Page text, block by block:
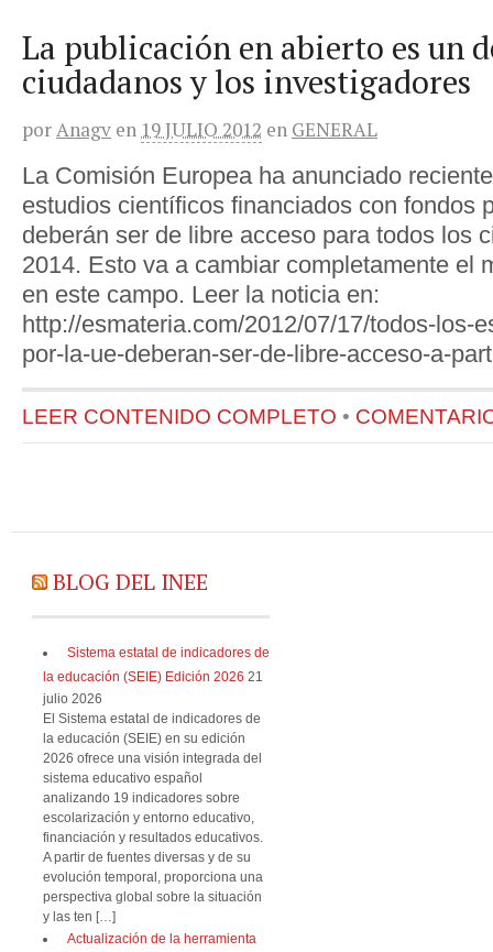
La publicación en abierto es un
ciudadanos y los investigadores
por Anagv en 19 JULIO 2012 en GENERAL
La Comisión Europea ha anunciado
estudios científicos financiados con fondos
deberán ser de libre acceso para todos los
2014. Esto va a cambiar completamente el
en este campo. Leer la noticia en:
http://esmateria.com/2012/07/17/todos-los-
por-la-ue-deberan-ser-de-libre-acceso-a-
LEER CONTENIDO COMPLETO •
BLOG DEL INEE
Sistema estatal de indicadores de
la educación (SEIE) Edición 2026 21
julio 2026
El Sistema estatal de indicadores de
la educación (SEIE) en su edición
2026 ofrece una visión integrada del
sistema educativo español
analizando 19 indicadores sobre
escolarización y entorno educativo,
financiación y resultados educativos.
A partir de fuentes diversas y de su
evolución temporal, proporciona una
perspectiva global sobre la situación
y las ten […]
Actualización de la herramienta